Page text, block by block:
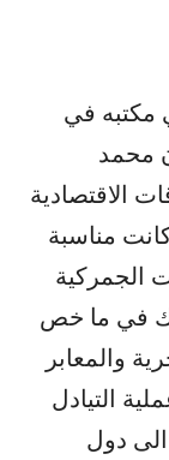
مكتبه في
محمد
الاقتصادية
مناسبة
الجمركية
في ما خص
والمعابر
التيادل
الى دول